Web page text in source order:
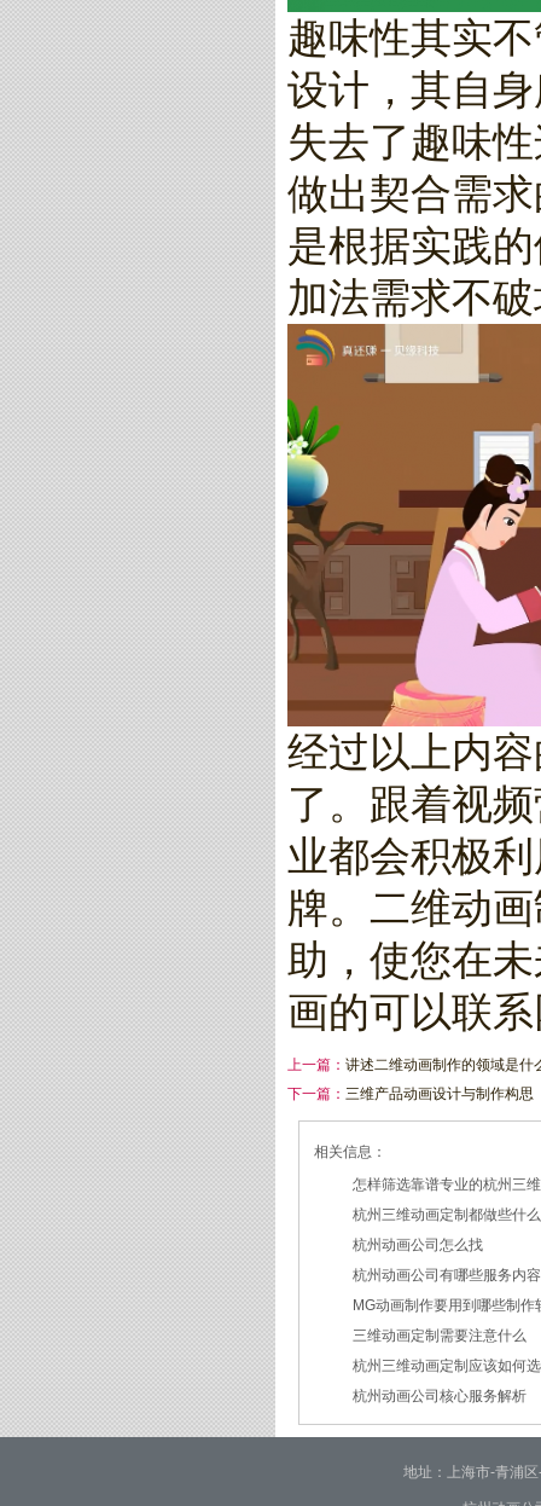
趣味性其实
设计，其自
失去了趣味
做出契合需
是根据实践
加法需求不
经过以上内
了。跟着视
业都会积极
牌。二维动
助，使您在
画的可以联
上一篇： 讲述二维动画制作的领域是什
下一篇： 三维产品动画设计与制作构思
相关信息：
怎样筛选靠谱专业的杭州三
2026/07/21
杭州三维动画定制都做些什
2026/03/19
杭州动画公司怎么找
2026/03/12
杭州动画公司有哪些服务内容
2026/03/09
MG动画制作要用到哪些制作
2026/02/24
三维动画定制需要注意什么
2026/02/09
杭州三维动画定制应该如何
2026/01/30
杭州动画公司核心服务解析
2026/01/28
地址：上海市-青浦